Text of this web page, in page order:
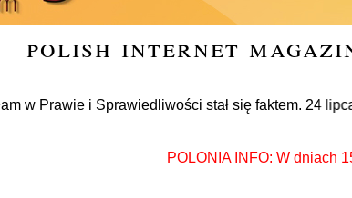
polish internet
w Prawie i Sprawiedliwości stał się faktem. 24
POLONIA INFO: W dniach